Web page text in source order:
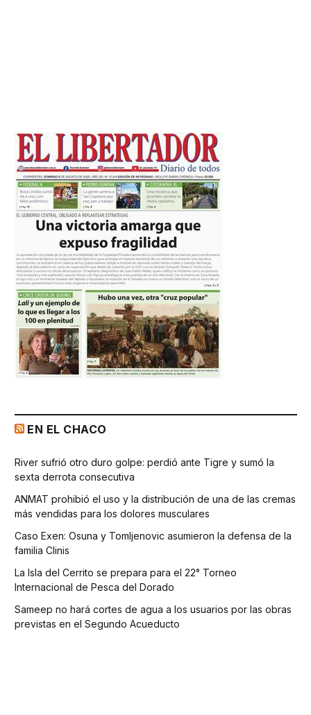
EN EL CHACO
River sufrió otro duro golpe: perdió ante Tigre y sumó la
sexta derrota consecutiva
ANMAT prohibió el uso y la distribución de una de las cremas
más vendidas para los dolores musculares
Caso Exen: Osuna y Tomljenovic asumieron la defensa de la
familia Clinis
La Isla del Cerrito se prepara para el 22° Torneo
Internacional de Pesca del Dorado
Sameep no hará cortes de agua a los usuarios por las obras
previstas en el Segundo Acueducto